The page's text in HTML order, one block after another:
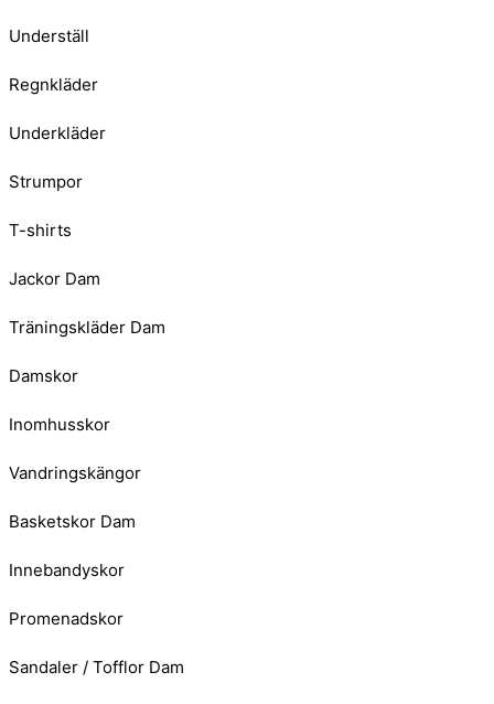
Underställ
Regnkläder
Underkläder
Strumpor
T-shirts
Jackor Dam
Träningskläder Dam
Damskor
Inomhusskor
Vandringskängor
Basketskor Dam
Innebandyskor
Promenadskor
Sandaler / Tofflor Dam